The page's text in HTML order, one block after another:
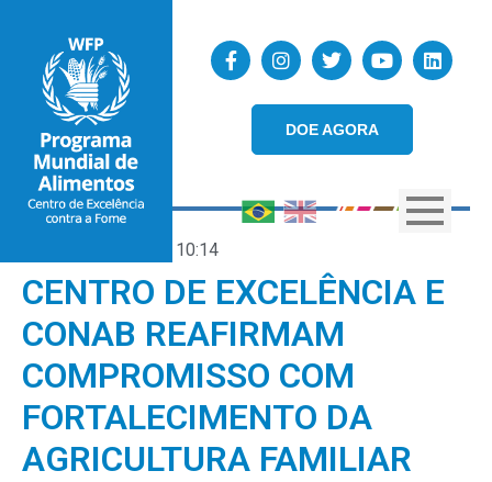
DOE AGORA
10:14
CENTRO DE EXCELÊNCIA E
CONAB REAFIRMAM
COMPROMISSO COM
FORTALECIMENTO DA
AGRICULTURA FAMILIAR